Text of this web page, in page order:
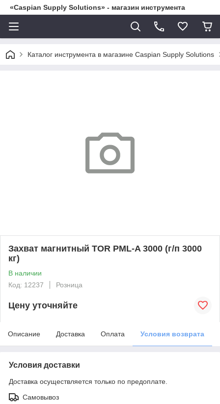
«Caspian Supply Solutions» - магазин инструмента
Каталог инструмента в магазине Caspian Supply Solutions
Захват магнитный TOR PML-A 3000 (г/п 3000
кг)
В наличии
Код: 12237
Розница
Цену уточняйте
Описание Доставка Оплата Условия возврата
Условия доставки
Доставка осуществляется только по предоплате.
Самовывоз